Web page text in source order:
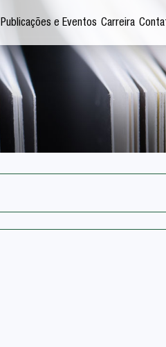
Publicações e Eventos Carreira